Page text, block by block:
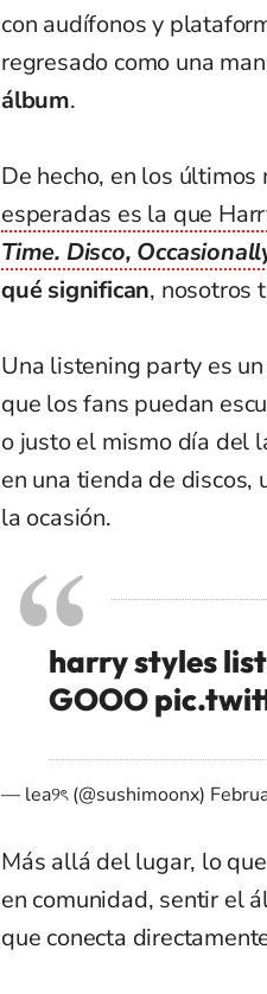
con audífonos y
regresado como una
álbum.
De hecho, en los
esperadas es la que
Time. Disco,
qué significan, nosotros
Una listening party es
que los fans puedan
o justo el mismo día del
en una tienda de discos,
la ocasión.
harry styles
GOOO
— lea୨ৎ (@sushimoonx)
Más allá del lugar, lo
en comunidad, sentir el
que conecta